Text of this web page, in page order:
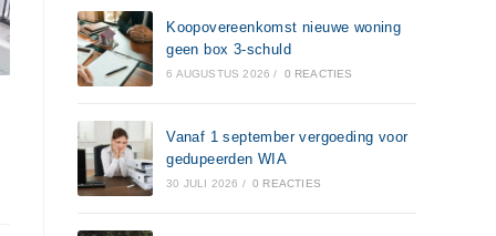
Koopovereenkomst nieuwe woning
geen box 3-schuld
6 AUGUSTUS 2026 / 0 REACTIES
Vanaf 1 september vergoeding voor
gedupeerden WIA
30 JULI 2026 / 0 REACTIES